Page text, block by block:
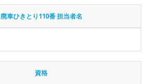
廃車ひきとり110番 担当者名
資格